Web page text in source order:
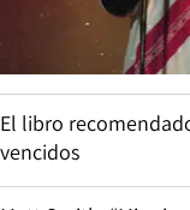
El libro
vencidos